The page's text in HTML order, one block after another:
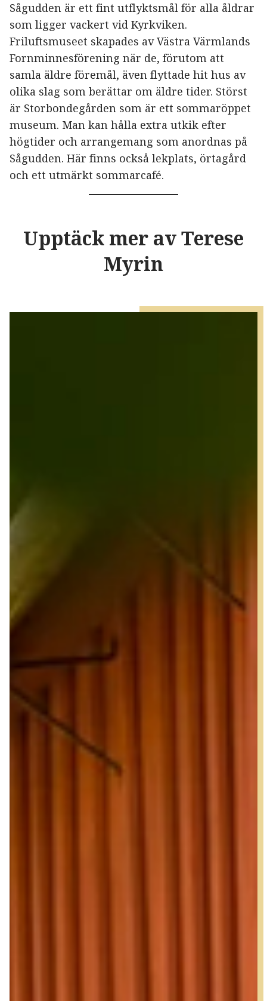
Sågudden är ett fint utflyktsmål för alla åldrar
som ligger vackert vid Kyrkviken.
Friluftsmuseet skapades av Västra Värmlands
Fornminnesförening när de, förutom att
samla äldre föremål, även flyttade hit hus av
olika slag som berättar om äldre tider. Störst
är Storbondegården som är ett sommaröppet
museum. Man kan hålla extra utkik efter
högtider och arrangemang som anordnas på
Sågudden. Här finns också lekplats, örtagård
och ett utmärkt sommarcafé.
Upptäck mer av Terese
Myrin